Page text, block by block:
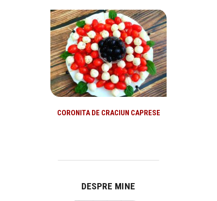
CORONITA DE CRACIUN CAPRESE
DESPRE MINE